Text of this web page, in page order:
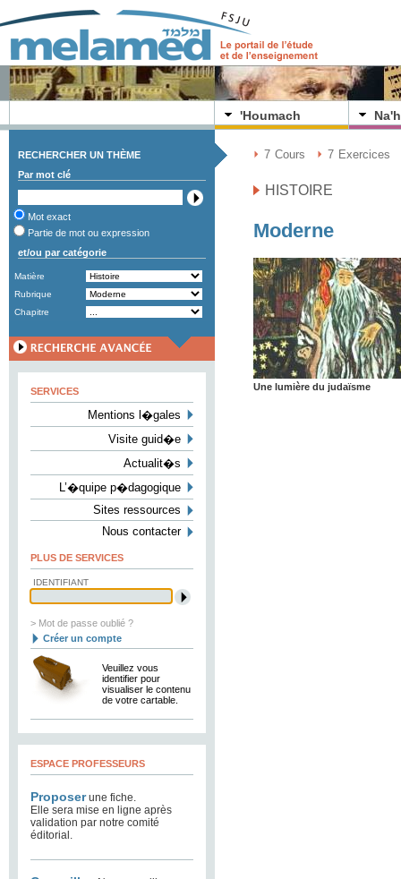
'Houmach Na'h
RECHERCHER UN THÈME
Par mot clé
Mot exact
Partie de mot ou expression
et/ou par catégorie
Matière
Rubrique
Chapitre
SERVICES
Mentions l�gales
Visite guid�e
Actualit�s
L’�quipe p�dagogique
Sites ressources
Nous contacter
PLUS DE SERVICES
IDENTIFIANT
> Mot de passe oublié ?
Créer un compte
Veuillez vous
identifier pour
visualiser le contenu
de votre cartable.
ESPACE PROFESSEURS
Proposerune fiche.
Elle sera mise en ligne après
validation par notre comité
éditorial.
7 Cours 7 Exercices
HISTOIRE
Moderne
Une lumière du judaïsme